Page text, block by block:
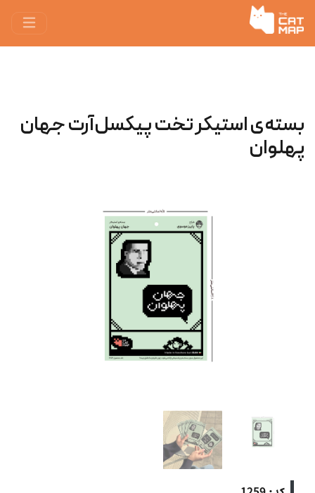
بسته‌ی استیکر تخت پیکسل‌آرت جهان
پهلوان